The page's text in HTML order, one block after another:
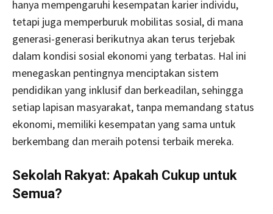
hanya mempengaruhi kesempatan karier individu,
tetapi juga memperburuk mobilitas sosial, di mana
generasi-generasi berikutnya akan terus terjebak
dalam kondisi sosial ekonomi yang terbatas. Hal ini
menegaskan pentingnya menciptakan sistem
pendidikan yang inklusif dan berkeadilan, sehingga
setiap lapisan masyarakat, tanpa memandang status
ekonomi, memiliki kesempatan yang sama untuk
berkembang dan meraih potensi terbaik mereka.
Sekolah Rakyat: Apakah Cukup untuk
Semua?